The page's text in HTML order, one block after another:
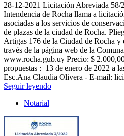
28-12-2021 Licitación Abreviada 58/
Intendencia de Rocha llama a
asociadas a los servicios de
de plazas de la ciudad de Rocha.
Artigas 176 de la Ciudad de Rocha
través de la página web de la
www.rocha.gub.uy Precio: $
propuestas : 13 de enero de 2022 a
Esc.Ana Claudia Olivera - E-mail:
Seguir leyendo
Notarial